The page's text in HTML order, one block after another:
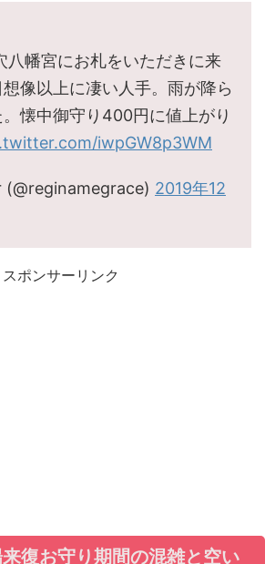
八幡宮にお札をいただきに来
像以上に凄い人手。雨が降ら
懐中御守り400円に値上がり
iwpGW8p3WM
2019年12
スポンサーリンク
復お守り期間の混雑と空い